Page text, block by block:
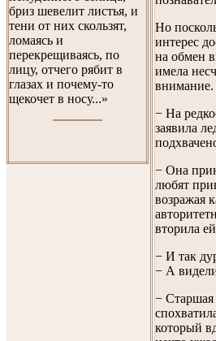
бриз шевелит листья, и
тени от них скользят,
ломаясь и
перекрещиваясь, по
лицу, отчего рябит в
глазах и почему-то
щекочет в носу...»
Но
интерес
на обмен
имела
внимание.
− На
заявила
− Она
любят
возражая
вторила
− И так
− А
− Старшая
который